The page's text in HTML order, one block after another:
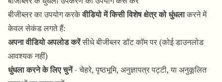
बीजीब्लर का उपयोग करकेवीडियो में किसी विशेष क्षेत्र को धुंधलाकरने में
केवल सेकंड लगते हैं:
अपना वीडियो अपलोड करेंसीधे बीजीब्लर डॉट कॉम पर (कोई डाउनलोड
आवश्यक नहीं)
धुंधला करने के लिए चुनें- चेहरे, पृष्ठभूमि, अनुज्ञापत्र पट्टी, या अनुकूलित